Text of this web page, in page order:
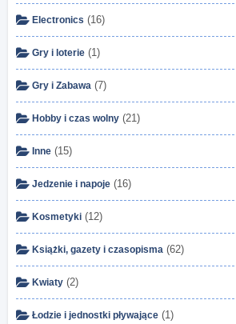
Electronics (16)
Gry i loterie (1)
Gry i Zabawa (7)
Hobby i czas wolny (21)
Inne (15)
Jedzenie i napoje (16)
Kosmetyki (12)
Książki, gazety i czasopisma (62)
Kwiaty (2)
Łodzie i jednostki pływające (1)